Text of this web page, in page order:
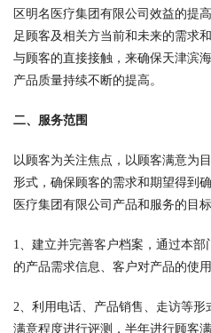
区明名医疗集团有限公司效益的提
足顾客及相关方当前和未来的需求
与顾客的直接接触，来确保天津滨
产品质量持续不断的提高。
二、服务范围
以顾客为关注焦点，以顾客满意为
形式，确保顾客的需求和期望得到
医疗集团有限公司产品和服务的目标
1、建立并完善客户档案，通过本
的产品需求信息、客户对产品的使用
2、利用电话、产品销售、走访等
满意程度进行评测，半年进行顾客